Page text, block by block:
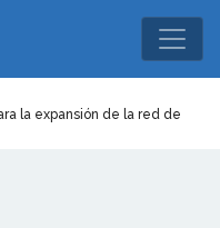
la expansión de la red de